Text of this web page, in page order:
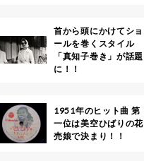
首から頭にかけてショ
ールを巻くスタイル
「真知子巻き」が話題
に！！
1951年のヒット曲 第
一位は美空ひばりの花
売娘で決まり！！